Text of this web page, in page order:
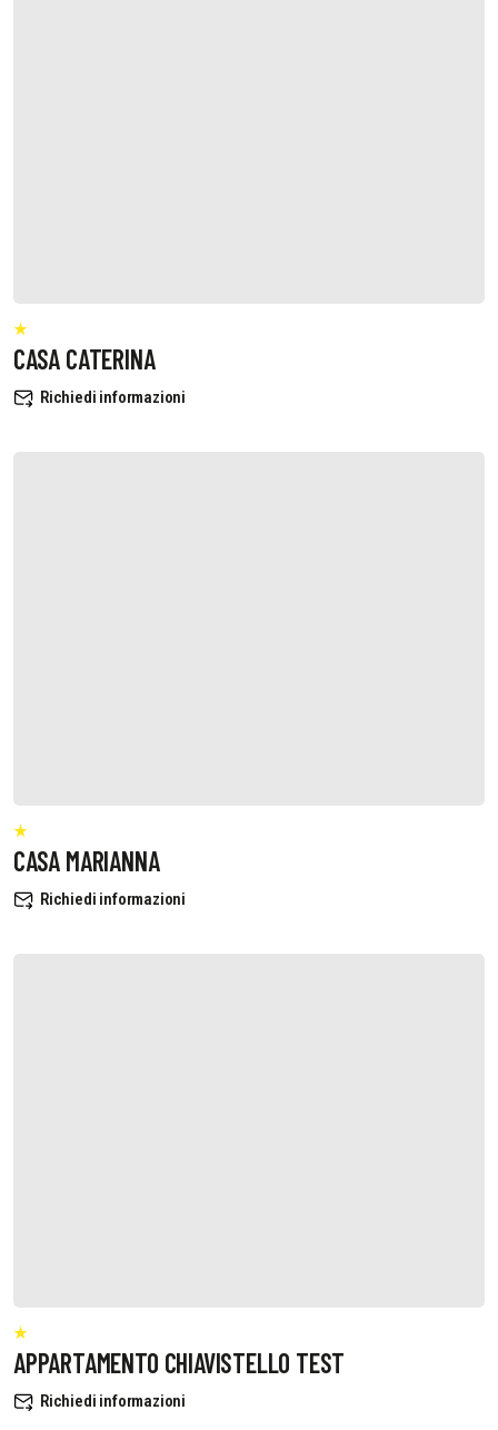
CASA CATERINA
Richiedi informazioni
CASA MARIANNA
Richiedi informazioni
APPARTAMENTO CHIAVISTELLO TEST
Richiedi informazioni